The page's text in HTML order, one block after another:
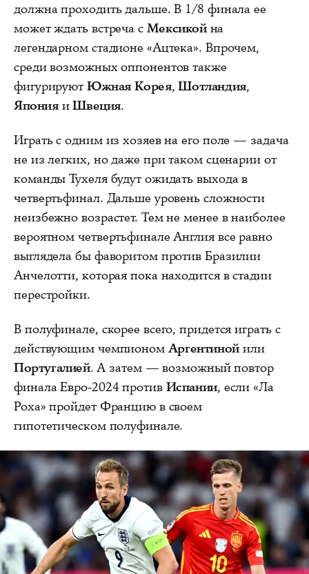
должна проходить дальше. В 1/8 финала ее
может ждать встреча с Мексикойна
легендарном стадионе «Ацтека». Впрочем,
среди возможных оппонентов также
фигурируют Южная Корея,Шотландия,
ЯпонияиШвеция.
Играть с одним из хозяев на его поле — задача
не из легких, но даже при таком сценарии от
команды Тухеля будут ожидать выхода в
четвертьфинал. Дальше уровень сложности
неизбежно возрастет. Тем не менее в наиболее
вероятном четвертьфинале Англия все равно
выглядела бы фаворитом против Бразилии
Анчелотти, которая пока находится в стадии
перестройки.
В полуфинале, скорее всего, придется играть с
действующим чемпионом Аргентинойили
Португалией. А затем — возможный повтор
финала Евро‑2024 против Испании, если «Ла
Роха» пройдет Францию в своем
гипотетическом полуфинале.